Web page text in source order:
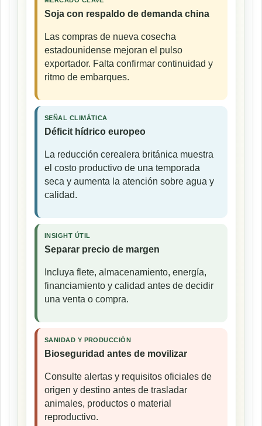
Soja con respaldo de demanda china
Las compras de nueva cosecha
estadounidense mejoran el pulso
exportador. Falta confirmar continuidad y
ritmo de embarques.
SEÑAL CLIMÁTICA
Déficit hídrico europeo
La reducción cerealera británica muestra
el costo productivo de una temporada
seca y aumenta la atención sobre agua y
calidad.
INSIGHT ÚTIL
Separar precio de margen
Incluya flete, almacenamiento, energía,
financiamiento y calidad antes de decidir
una venta o compra.
SANIDAD Y PRODUCCIÓN
Bioseguridad antes de movilizar
Consulte alertas y requisitos oficiales de
origen y destino antes de trasladar
animales, productos o material
reproductivo.